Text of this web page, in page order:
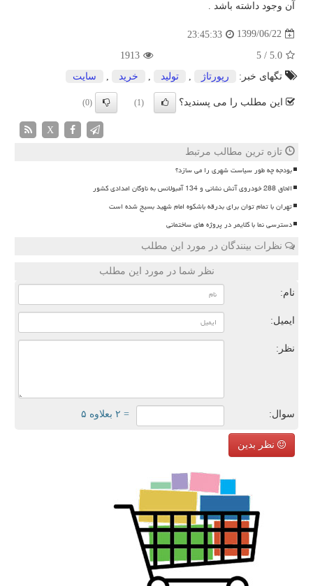
آن وجود داشته باشد .
1399/06/22
23:45:33
5.0
/
5
1913
تگهای خبر:
رپورتاژ تولید خرید سایت
این مطلب را می پسندید؟ (1)
(0)
X
تازه ترین مطالب مرتبط
بودجه چه طور سیاست شهری را می سازد؟
الحاق 288 خودروی آتش نشانی و 134 آمبولانس به ناوگان امدادی کشور
تهران با تمام توان برای بدرقه باشکوه امام شهید بسیج شده است
دسترسی نما با کلایمر در پروژه های ساختمانی
نظرات بینندگان در مورد این مطلب
نظر شما در مورد این مطلب
نام:
ایمیل:
نظر:
سوال: = ۲ بعلاوه ۵
نظر بدین